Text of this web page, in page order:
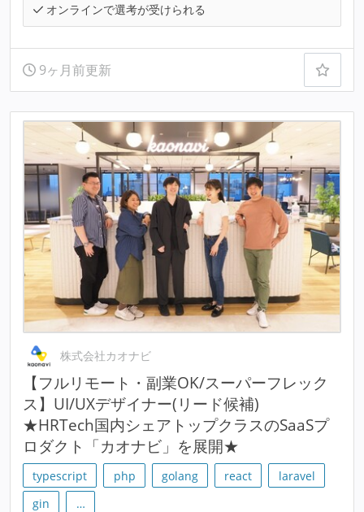
オンラインで選考が受けられる
9ヶ月前更新
株式会社カオナビ
【フルリモート・副業OK/スーパーフレック
ス】UI/UXデザイナー(リード候補)
★HRTech国内シェアトップクラスのSaaSプ
ロダクト「カオナビ」を展開★
typescript php golang react
laravel
gin
…